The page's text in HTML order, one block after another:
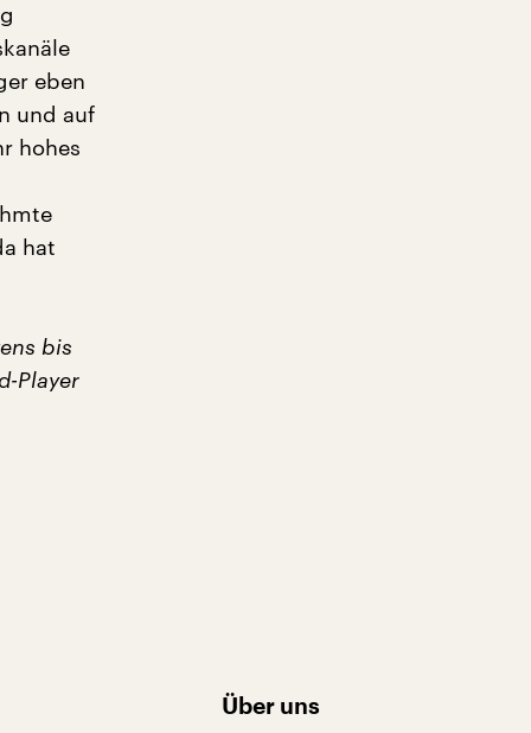
eben
und auf
hohes
hat
bis
Player
Über uns